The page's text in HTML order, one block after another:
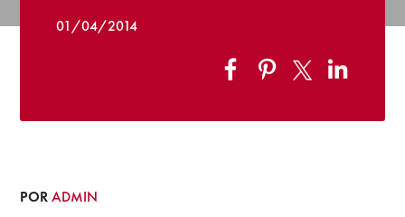
01/04/2014
PORADMIN